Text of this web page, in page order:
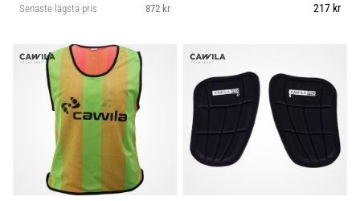
Senaste lägsta pris 872 kr
217 kr